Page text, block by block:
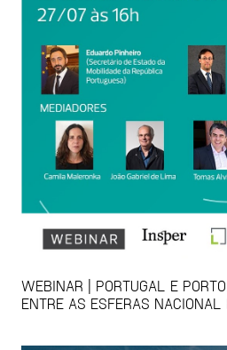
WEBINAR | PORTUGAL E
ENTRE AS ESFERAS NACIONAL